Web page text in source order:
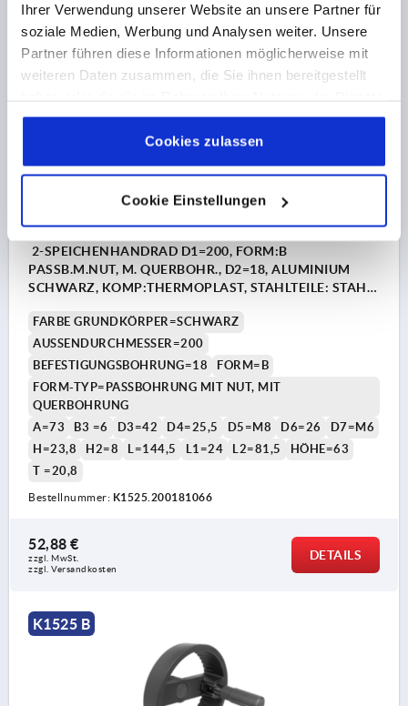
Ihrer Verwendung unserer Website an unsere Partner für
soziale Medien, Werbung und Analysen weiter. Unsere
Partner führen diese Informationen möglicherweise mit
weiteren Daten zusammen, die Sie ihnen bereitgestellt
gesammelt haben.Cookie Richtlinien
Datenschutz|AGB
Cookies zulassen
Cookie Einstellungen
48,57 €
zzgl. MwSt.
DETAILS
2-SPEICHENHANDRAD D1=200, FORM:B
PASSB.M.NUT, M. QUERBOHR., D2=18, ALUMINIUM
SCHWARZ, KOMP:THERMOPLAST, STAHLTEILE: STAHL,
FARBE GRUNDKÖRPER=SCHWARZ
AUSSENDURCHMESSER=200
BEFESTIGUNGSBOHRUNG=18
FORM=B
FORM-TYP=PASSBOHRUNG MIT NUT, MIT
QUERBOHRUNG
A=73
B3 =6 D3=42 D4=25,5 D5=M8 D6=26
D7=M6
H=23,8
H2=8 L=144,5 L1=24 L2=81,5
HÖHE=63
T =20,8
Bestellnummer: K1525.200181066
52,88 €
zzgl. MwSt.
zzgl. Versandkosten
DETAILS
K1525 B